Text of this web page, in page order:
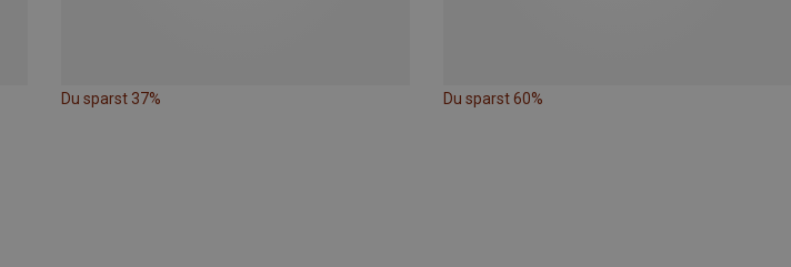
Du sparst 37% Du sparst 60%